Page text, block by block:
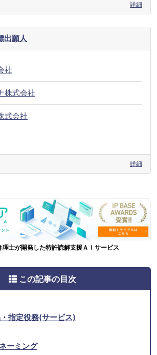
詳細
出願人
社
株式会社
式会社
詳細
理士が開発した特許読解支援ＡＩサービス
この記事の目次
指定役務(サービス)
ーミング